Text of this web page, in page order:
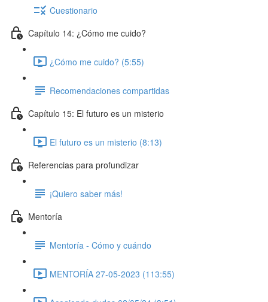
Cuestionario
Capítulo 14: ¿Cómo me cuido?
¿Cómo me cuido? (5:55)
Recomendaciones compartidas
Capítulo 15: El futuro es un misterio
El futuro es un misterio (8:13)
Referencias para profundizar
¡Quiero saber más!
Mentoría
Mentoría - Cómo y cuándo
MENTORÍA 27-05-2023 (113:55)